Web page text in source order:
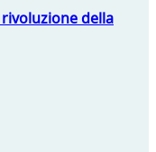
della